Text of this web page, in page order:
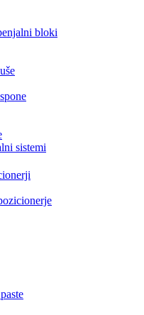
bloki
sistemi